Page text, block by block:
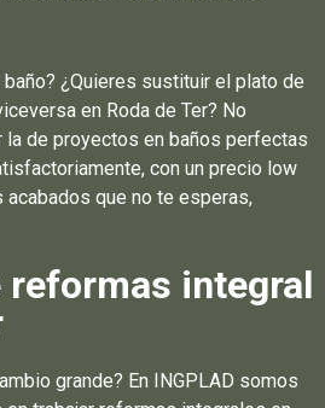
baño? ¿Quieres sustituir el plato de
en Roda de Ter? No
la de proyectos en baños perfectas
con un precio low
que no te esperas,
reformas integral
grande? En INGPLAD somos